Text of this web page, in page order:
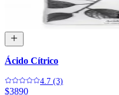
Ácido Cítrico
4.7 (3)
$3890